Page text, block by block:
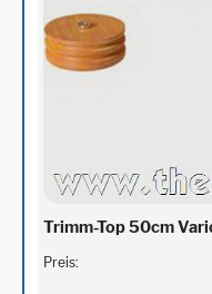
Trimm-Top 50cm
Preis: